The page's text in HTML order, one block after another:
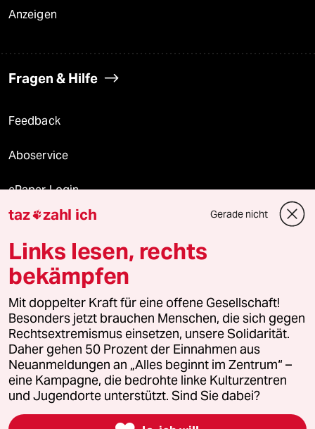
Anzeigen
Fragen & Hilfe
Feedback
Aboservice
ePaper Login
Downloads für Abonnierende
© 2026 taz Verlags und Vertriebs GmbH
Alle Rechte vorbehalten. Bei rechtlichen Fragen oder für Genehmigungen
wenden Sie sich bitte an
lizenzen@taz.de
Feedback Redaktionsstatut Kommune-Richtlinien
Leitlinie Informant Datenschutz Impressum AGB
Seitenwende Einwilligungen widerrufen (Ads)
taz zahl ich Gerade nicht
Links lesen, rechts
bekämpfen
Mit doppelter Kraft für eine offene Gesellschaft!
Besonders jetzt brauchen Menschen, die sich gegen
Rechtsextremismus einsetzen, unsere Solidarität.
Daher gehen 50 Prozent der Einnahmen aus
Neuanmeldungen an „Alles beginnt im Zentrum“ –
eine Kampagne, die bedrohte linke Kulturzentren
und Jugendorte unterstützt. Sind Sie dabei?